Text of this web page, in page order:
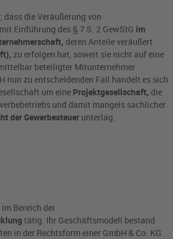
dass die Veräußerung von
Einführung des § 7 S. 2 GewStG im
deren Anteile veräußert
zu erfolgen hat, soweit sie nicht auf eine
beteiligter Mitunternehmer
nun zu entscheidenden Fall handelt es sich
um eine Projektgesellschaft, die
und damit mangels sachlicher
der Gewerbesteuer unterlag.
Bereich der
tätig. Ihr Geschäftsmodell bestand
in der Rechtsform einer GmbH & Co. KG